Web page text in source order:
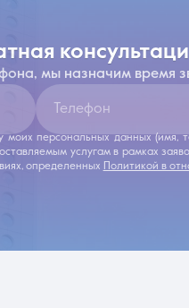
мы назначим время
Телефон
моих персональных данных
услугам в рамках
определенных Политикой в